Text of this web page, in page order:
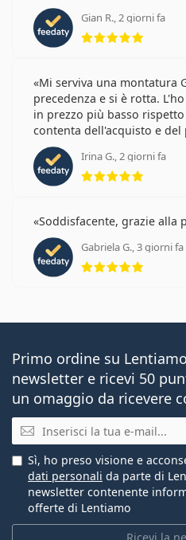
Gian R., 2 giorni fa
Mi serviva una montatura
precedenza e si è rotta.
in prezzo più basso
contenta dell'acquisto e del
Irina G., 2 giorni fa
Soddisfacente, grazie alla
Gabriela G., 3 giorni fa
Primo ordine su
newsletter e ricevi 50
un omaggio da ricevere
E-mail
Sì, ho preso visione e
dati personali da parte di
newsletter contenente
offerte di Lentiamo